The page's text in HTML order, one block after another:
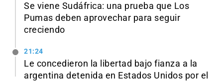
Se viene Sudáfrica: una prueba que Los
Pumas deben aprovechar para seguir
creciendo
21:24
Le concedieron la libertad bajo fianza a la
argentina detenida en Estados Unidos por el